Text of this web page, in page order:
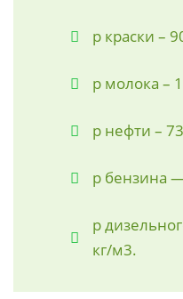
р краски –
р молока –
р нефти –
р бензина
р
кг/м3.